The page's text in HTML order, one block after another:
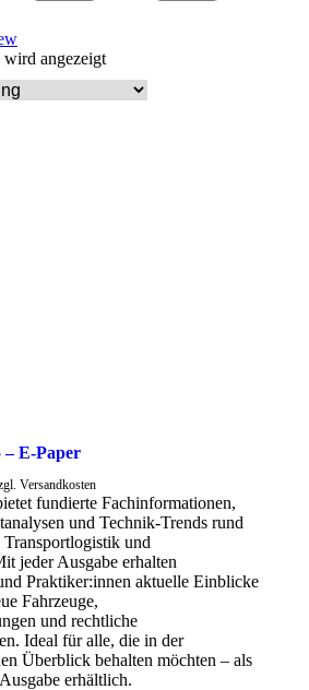
wird angezeigt
– E-Paper
Versandkosten
fundierte Fachinformationen,
und Technik-Trends rund
und
jeder Ausgabe erhalten
Praktiker:innen aktuelle Einblicke
Fahrzeuge,
und rechtliche
Ideal für alle, die in der
Überblick behalten möchten – als
erhältlich.